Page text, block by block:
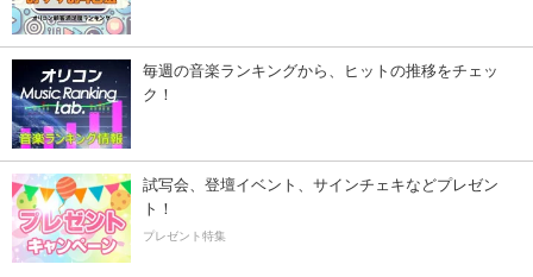
毎週の音楽ランキングから、ヒットの推移をチェッ
ク！
試写会、登壇イベント、サインチェキなどプレゼン
ト！
プレゼント特集